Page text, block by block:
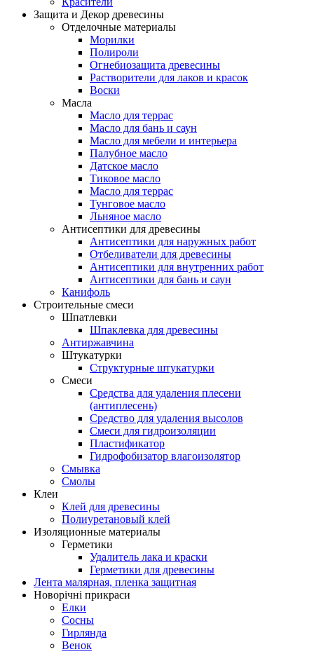
Защита и Декор древесины
Отделочные материалы
Морилки
Полироли
Огнебиозащита древесины
Растворители для лаков и красок
Воски
Масла
Масло для террас
Масло для бань и саун
Масло для мебели и интерьера
Палубное масло
Датское масло
Тиковое масло
Масло для террас
Тунговое масло
Льняное масло
Антисептики для древесины
Антисептики для наружных работ
Отбеливатели для древесины
Антисептики для внутренних работ
Антисептики для бань и саун
Канифоль
Строительные смеси
Шпатлевки
Шпаклевка для древесины
Антиржавчина
Штукатурки
Структурные штукатурки
Смеси
Средства для удаления плесени
(антиплесень)
Средство для удаления высолов
Смеси для гидроизоляции
Пластификатор
Гидрофобизатор влагоизолятор
Смывка
Смолы
Клеи
Клей для древесины
Полиуретановый клей
Изоляционные материалы
Герметики
Удалитель лака и краски
Герметики для древесины
Лента малярная, пленка защитная
Новорічні прикраси
Елки
Сосны
Гирлянда
Венок